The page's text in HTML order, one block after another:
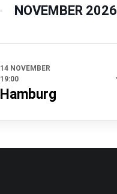
NOVEMBER 2026
14 NOVEMBER
19:00
Hamburg